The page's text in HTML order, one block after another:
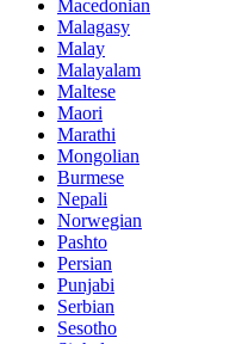
Macedonian
Malagasy
Malay
Malayalam
Maltese
Maori
Marathi
Mongolian
Burmese
Nepali
Norwegian
Pashto
Persian
Punjabi
Serbian
Sesotho